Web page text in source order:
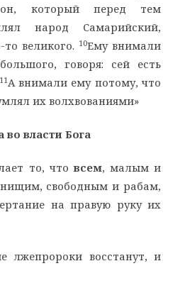
который перед тем
народ Самарийский,
великого. 10Ему внимали
говоря: сей есть
11А внимали ему потому, что
их волхвованиями»
во власти Бога
то, чтовсем, малым и
свободным и рабам,
на правую руку их
лжепророки восстанут, и